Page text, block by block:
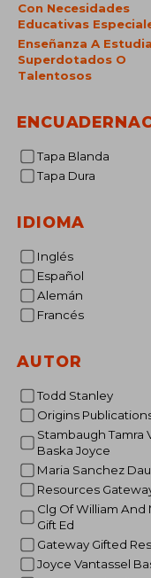
Con Necesidades
Educativas
Enseñanza A
Superdotados O
Talentosos
Tapa Blanda
Tapa Dura
IDIOMA
Inglés
Español
Alemán
Francés
AUTOR
Todd Stanley
Origins
Stambaugh Tamra Vantassel
Baska Joyce
Maria Sanchez
Resources
Clg Of William And Mary/Ctr
Gift Ed
Gateway Gifted
Joyce Vantassel